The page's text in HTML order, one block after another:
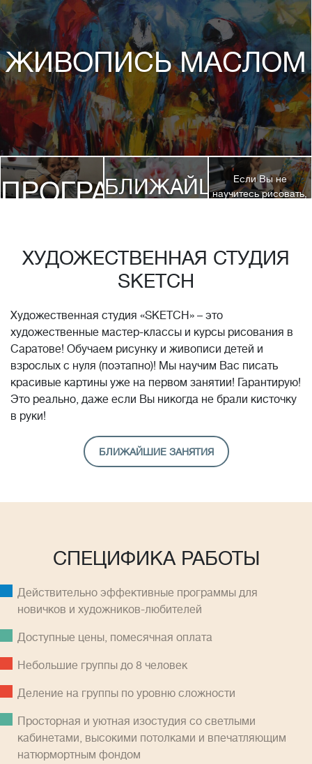
ЖИВОПИСЬ МАСЛОМ
ПРОГРАММЫ
БЛИЖАЙШИЕЕсли Вы не
научитесь рисовать,
стоимость обучения!*
ХУДОЖЕСТВЕННАЯ СТУДИЯ
SKETCH
Художественная студия «SKETCH» – это
художественные мастер-классы и курсы рисования в
Саратове! Обучаем рисунку и живописи детей и
взрослых с нуля (поэтапно)! Мы научим Вас писать
красивые картины уже на первом занятии! Гарантирую!
Это реально, даже если Вы никогда не брали кисточку
в руки!
БЛИЖАЙШИЕ ЗАНЯТИЯ
СПЕЦИФИКА РАБОТЫ
Действительно эффективные программы для
новичков и художников-любителей
Доступные цены, помесячная оплатa
Небольшие группы до 8 человек
Деление на группы по уровню сложности
Просторная и уютная изостудия со светлыми
кабинетами, высокими потолками и впечатляющим
натюрмортным фондом